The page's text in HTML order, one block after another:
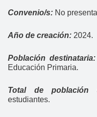
Convenio/s: No
Año de creación: 2024.
Población destinataria:
Educación Primaria.
Total de población
estudiantes.